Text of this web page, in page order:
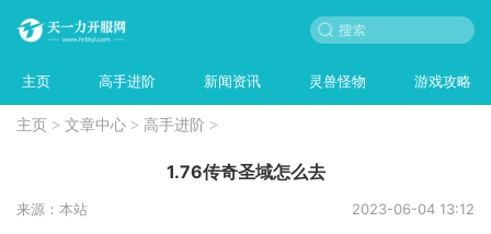
主页 高手进阶 新闻资讯 灵兽怪物 游戏攻略
主页 > 文章中心 > 高手进阶 >
1.76传奇圣域怎么去
来源：本站 2023-06-04 13:12